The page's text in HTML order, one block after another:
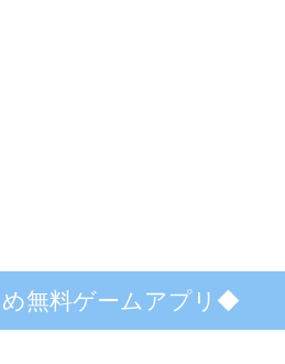
無料ゲームアプリ◆